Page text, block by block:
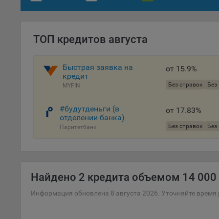
На
это
ТОП кредитов августа
Быстрая заявка на
кредит
MYFIN
от 15.9%
Без справок Без
#будутденьги (в
отделении банка)
Паритетбанк
от 17.83%
Без справок Без
Найдено 2 кредита объемом 14 000
Информация обновлена 8 августа 2026. Уточняйте время